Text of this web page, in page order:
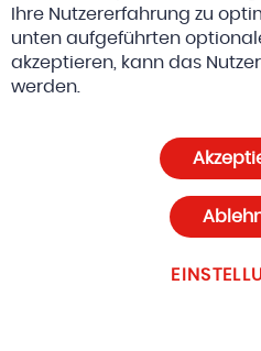
Cookie-
Ihre Nutzererfahrung zu
unten aufgeführten
akzeptieren, kann das
werden.